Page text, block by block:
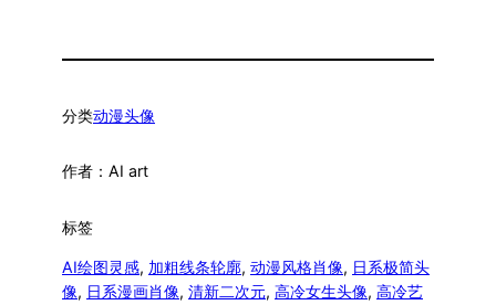
分类动漫头像
作者： AI art
标签
AI绘图灵感, 加粗线条轮廓, 动漫风格肖像, 日系极简头
像, 日系漫画肖像, 清新二次元, 高冷女生头像, 高冷艺